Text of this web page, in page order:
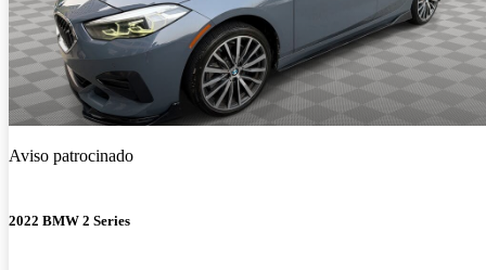
Aviso patrocinado
2022 BMW 2 Series